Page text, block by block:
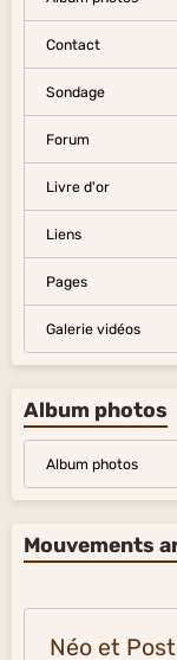
Contact
Sondage
Forum
Livre d'or
Liens
Pages
Galerie vidéos
Album photos
Album photos
Mouvements
Néo et